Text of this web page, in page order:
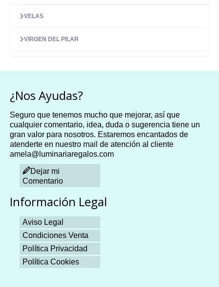
VELAS
VIRGEN DEL PILAR
¿Nos Ayudas?
Seguro que tenemos mucho que mejorar, así que
cualquier comentario, idea, duda o sugerencia tiene un
gran valor para nosotros. Estaremos encantados de
atenderte en nuestro mail de atención al cliente
amela@luminariaregalos.com
Dejar mi
Comentario
Información Legal
Aviso Legal
Condiciones Venta
Política Privacidad
Política Cookies